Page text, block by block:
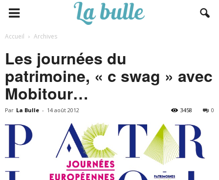
Accueil Archives
Les journées du
patrimoine, « c swag » avec
Mobitour…
Par La Bulle - 14 août 2012 0
3458